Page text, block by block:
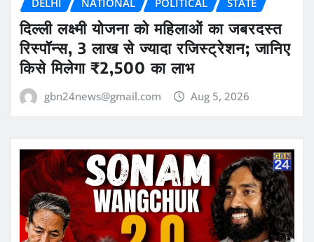
दिल्ली लक्ष्मी योजना को महिलाओं का जबरदस्त
रिस्पॉन्स, 3 लाख से ज्यादा रजिस्ट्रेशन; जानिए
किसे मिलेगा ₹2,500 का लाभ
gbn24news@gmail.com Aug 5, 2026